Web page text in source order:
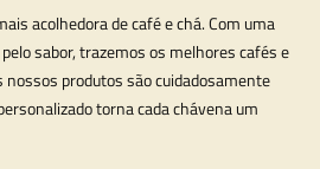
acolhedora de café e chá. Com uma
sabor, trazemos os melhores cafés e
nossos produtos são cuidadosamente
torna cada chávena um